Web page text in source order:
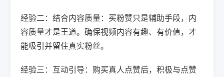
经验二：结合内容质量：买粉赞只是辅助手段，内
容质量才是王道。确保视频内容有趣、有价值，才
能吸引并留住真实粉丝。
经验三：互动引导：购买真人点赞后，积极与点赞